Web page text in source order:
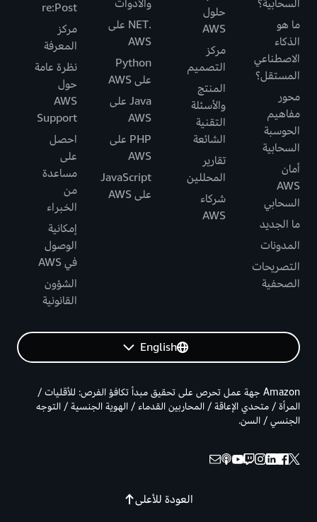
السحابية؟
ما هو
الذكاء
الاصطناعي
المستقل؟
محور
مفاهيم
الحوسبة
السحابية
أمان
AWS
السحابي
ما الجديد
المدونات
التصريحات
الصحفية
حلول
AWS
مركز
التصميم
المنتج
والأسئلة
التقنية
الشائعة
تقارير
المحللين
شركاء
AWS
والأدوات
.NET على
AWS
Python
على AWS
Java على
AWS
PHP على
AWS
JavaScript
على AWS
re:Post
مركز
المعرفة
نظرة عامة
حول
AWS
Support
احصل
على
مساعدة
من
الخبراء
إمكانية
الوصول
في AWS
الشؤون
القانونية
English
العودة للأعلى
Amazon جهة عمل تحرص على تحقيق مبدأ تكافؤ الفرص: للأقليات /
المرأة / متحدي الإعاقة / المحاربين القدماء / الهوية الجنسية / التوجه
الجنسي / السن.